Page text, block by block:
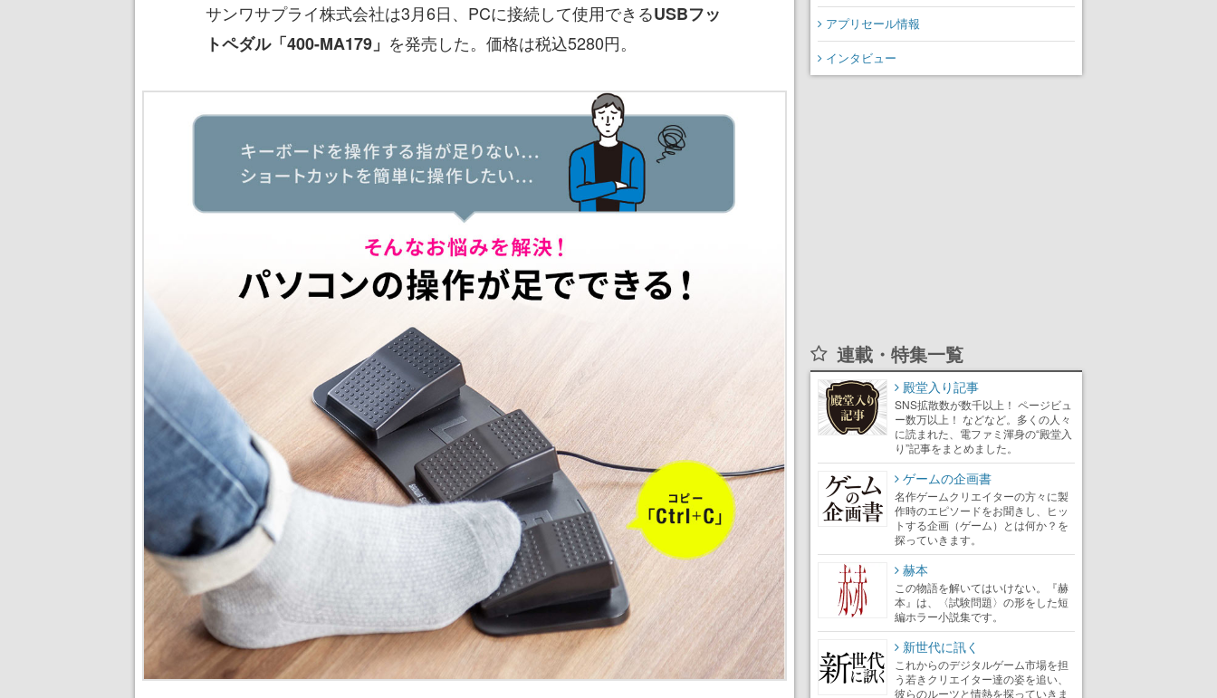
サンワサプライ株式会社は3月6日、PCに接続して使用できるUSBフッ
トペダル「400-MA179」 を発売した。価格は税込5280円。
アプリセール情報
インタビュー
連載・特集一覧
殿堂入り記事
SNS拡散数が数千以上！ ページビュ
ー数万以上！ などなど。多くの人々
に読まれた、電ファミ渾身の“殿堂入
り”記事をまとめました。
ゲームの企画書
名作ゲームクリエイターの方々に製
作時のエピソードをお聞きし、ヒッ
トする企画（ゲーム）とは何か？を
探っていきます。
赫本
この物語を解いてはいけない。『赫
本』は、〈試験問題〉の形をした短
編ホラー小説集です。
新世代に訊く
これからのデジタルゲーム市場を担
う若きクリエイター達の姿を追い、
彼らのルーツと情熱を探っていきま